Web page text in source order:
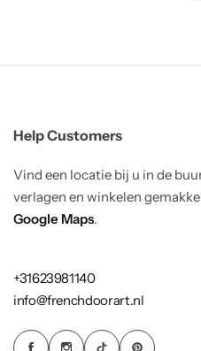
Help Customers
Vind een locatie bij u in de
verlagen en winkelen
Google Maps.
+31623981140
info@frenchdoorart.nl